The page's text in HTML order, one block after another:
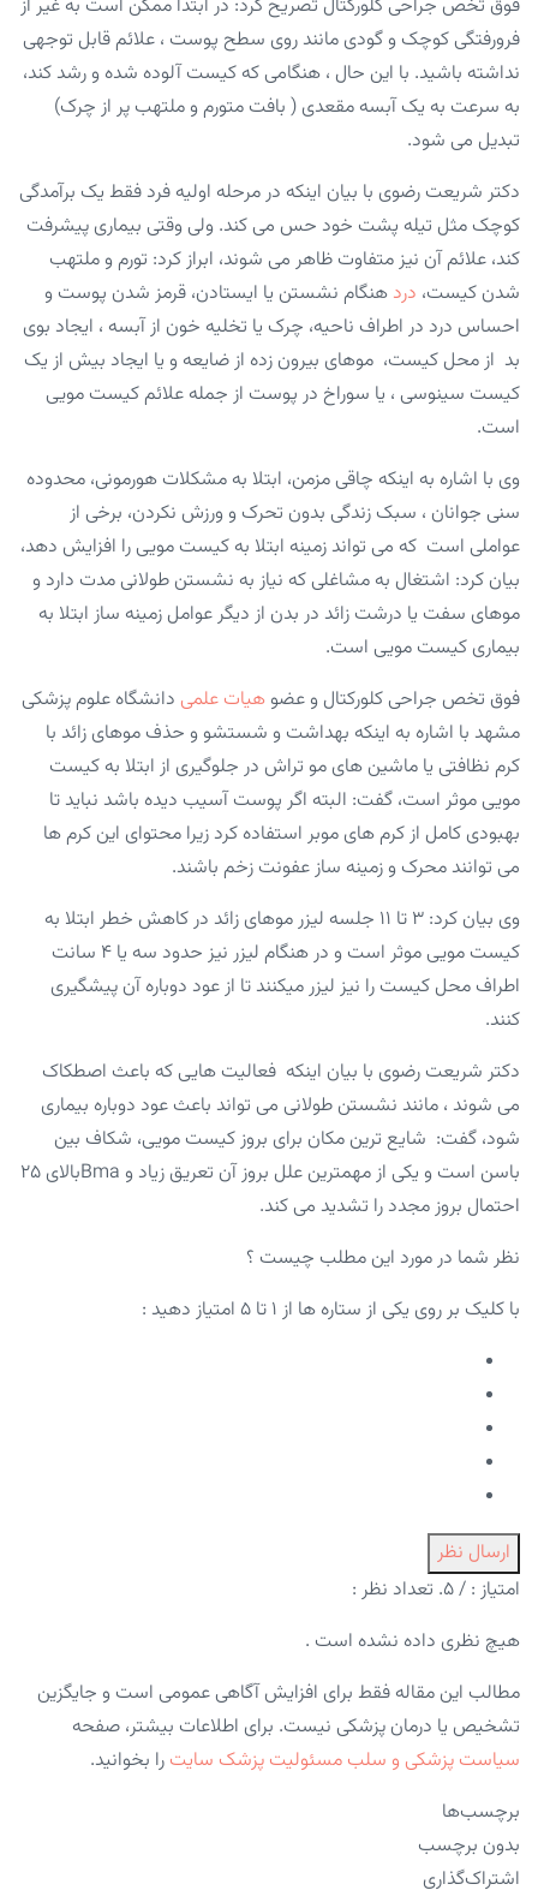
فوق تخص جراحی کلورکتال تصریح کرد: در ابتدا ممکن است به غیر از
فرورفتگی کوچک و گودی مانند روی سطح پوست ، علائم قابل توجهی
نداشته باشید. با این حال ، هنگامی که کیست آلوده شده و رشد کند،
به سرعت به یک آبسه مقعدی ( بافت متورم و ملتهب پر از چرک)
تبدیل می شود.
دکتر شریعت رضوی با بیان اینکه در مرحله اولیه فرد فقط یک برآمدگی
کوچک مثل تیله پشت خود حس می کند. ولی وقتی بیماری پیشرفت
کند، علائم آن نیز متفاوت ظاهر می شوند، ابراز کرد: تورم و ملتهب
شدن کیست، درد هنگام نشستن یا ایستادن، قرمز شدن پوست و
احساس درد در اطراف ناحیه، چرک یا تخلیه خون از آبسه ، ایجاد بوی
بد از محل کیست، موهای بیرون زده از ضایعه و یا ایجاد بیش از یک
کیست سینوسی ، یا سوراخ در پوست از جمله علائم کیست مویی
است.
وی با اشاره به اینکه چاقی مزمن، ابتلا به مشکلات هورمونی، محدوده
سنی جوانان ، سبک زندگی بدون تحرک و ورزش نکردن، برخی از
عواملی است که می تواند زمینه ابتلا به کیست مویی را افزایش دهد،
بیان کرد: اشتغال به مشاغلی که نیاز به نشستن طولانی مدت دارد و
موهای سفت یا درشت زائد در بدن از دیگر عوامل زمینه ساز ابتلا به
بیماری کیست مویی است.
فوق تخص جراحی کلورکتال و عضو هیات علمی دانشگاه علوم پزشکی
مشهد با اشاره به اینکه بهداشت و شستشو و حذف موهای زائد با
کرم نظافتی یا ماشین های مو تراش در جلوگیری از ابتلا به کیست
مویی موثر است، گفت: البته اگر پوست آسیب دیده باشد نباید تا
بهبودی کامل از کرم های موبر استفاده کرد زیرا محتوای این کرم ها
می توانند محرک و زمینه ساز عفونت زخم باشند.
وی بیان کرد: ۳ تا ۱۱ جلسه لیزر موهای زائد در کاهش خطر ابتلا به
کیست مویی موثر است و در هنگام لیزر نیز حدود سه یا ۴ سانت
اطراف محل کیست را نیز لیزر میکنند تا از عود دوباره آن پیشگیری
کنند.
دکتر شریعت رضوی با بیان اینکه فعالیت هایی که باعث اصطکاک
می شوند ، مانند نشستن طولانی می تواند باعث عود دوباره بیماری
شود، گفت: شایع ترین مکان برای بروز کیست مویی، شکاف بین
باسن است و یکی از مهمترین علل بروز آن تعریق زیاد و Bmaبالای ۲۵
احتمال بروز مجدد را تشدید می کند.
نظر شما در مورد این مطلب چیست ؟
با کلیک بر روی یکی از ستاره ها از ۱ تا ۵ امتیاز دهید :
ارسال نظر
امتیاز : / ۵. تعداد نظر :
هیچ نظری داده نشده است .
مطالب این مقاله فقط برای افزایش آگاهی عمومی است و جایگزین
تشخیص یا درمان پزشکی نیست. برای اطلاعات بیشتر، صفحه
سیاست پزشکی و سلب مسئولیت پزشک سایت را بخوانید.
برچسب‌ها
بدون برچسب
اشتراک‌گذاری